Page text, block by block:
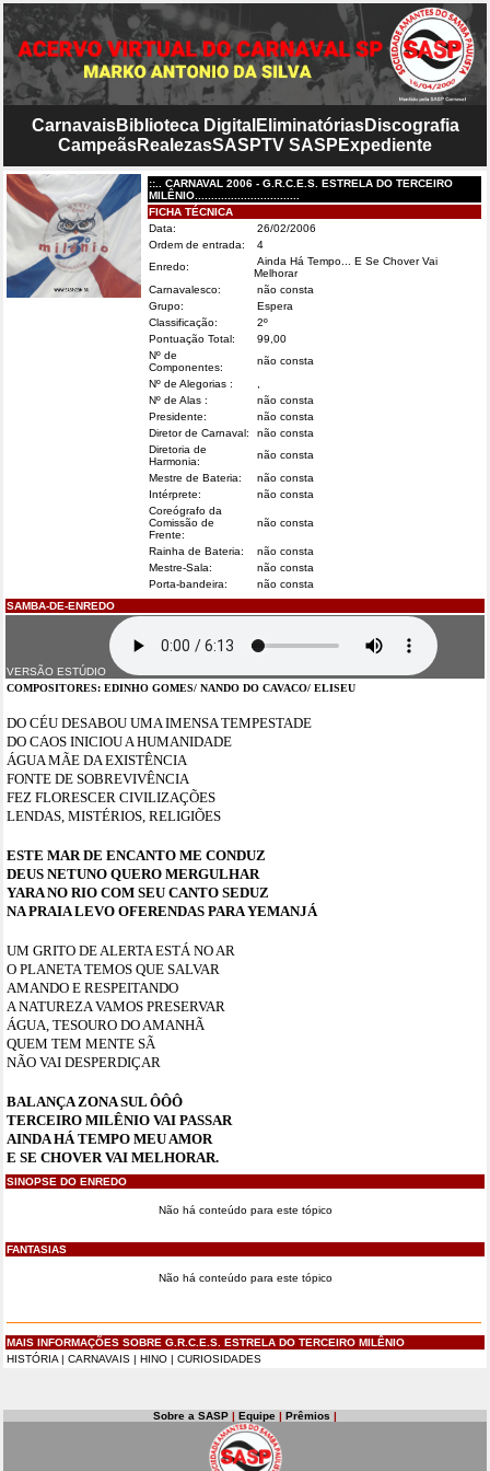
CarnavaisBiblioteca Digital EliminatóriasDiscografia
CampeãsRealezasSASPTV SASP Expediente
::.. CARNAVAL 2006 - G.R.C.E.S. ESTRELA DO TERCEIRO
MILÊNIO................................
FICHA TÉCNICA
Data:
26/02/2006
Ordem de entrada:
4
Enredo:
Ainda Há Tempo... E Se Chover Vai
Melhorar
Carnavalesco:
não consta
Grupo:
Espera
Classificação:
2º
Pontuação Total:
99,00
Nº de
Componentes:
não consta
Nº de Alegorias :
Nº de Alas :
não consta
Presidente:
não consta
Diretor de Carnaval:
não consta
Diretoria de
Harmonia:
não consta
Mestre de Bateria:
não consta
Intérprete:
não consta
Coreógrafo da
Comissão de
Frente:
não consta
Rainha de Bateria:
não consta
Mestre-Sala:
não consta
Porta-bandeira:
não consta
SAMBA-DE-ENREDO
VERSÃO ESTÚDIO
COMPOSITORES: EDINHO GOMES/ NANDO DO CAVACO/ ELISEU
DO CÉU DESABOU UMA IMENSA TEMPESTADE
DO CAOS INICIOU A HUMANIDADE
ÁGUA MÃE DA EXISTÊNCIA
FONTE DE SOBREVIVÊNCIA
FEZ FLORESCER CIVILIZAÇÕES
LENDAS, MISTÉRIOS, RELIGIÕES
ESTE MAR DE ENCANTO ME CONDUZ
DEUS NETUNO QUERO MERGULHAR
YARA NO RIO COM SEU CANTO SEDUZ
NA PRAIA LEVO OFERENDAS PARA YEMANJÁ
UM GRITO DE ALERTA ESTÁ NO AR
O PLANETA TEMOS QUE SALVAR
AMANDO E RESPEITANDO
A NATUREZA VAMOS PRESERVAR
ÁGUA, TESOURO DO AMANHÃ
QUEM TEM MENTE SÃ
NÃO VAI DESPERDIÇAR
BALANÇA ZONA SUL ÔÔÔ
TERCEIRO MILÊNIO VAI PASSAR
AINDA HÁ TEMPO MEU AMOR
E SE CHOVER VAI MELHORAR.
SINOPSE DO ENREDO
Não há conteúdo para este tópico
FANTASIAS
Não há conteúdo para este tópico
MAIS INFORMAÇÕES SOBRE G.R.C.E.S. ESTRELA DO TERCEIRO MILÊNIO
HISTÓRIA | CARNAVAIS | HINO | CURIOSIDADES
Sobre a SASP | Equipe | Prêmios |